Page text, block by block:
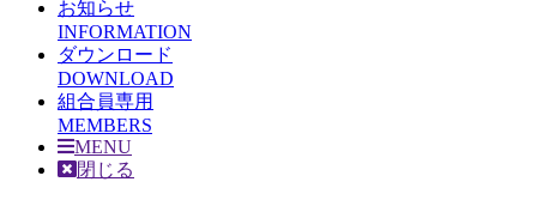
お知らせ
INFORMATION
ダウンロード
DOWNLOAD
組合員専用
MEMBERS
MENU
閉じる